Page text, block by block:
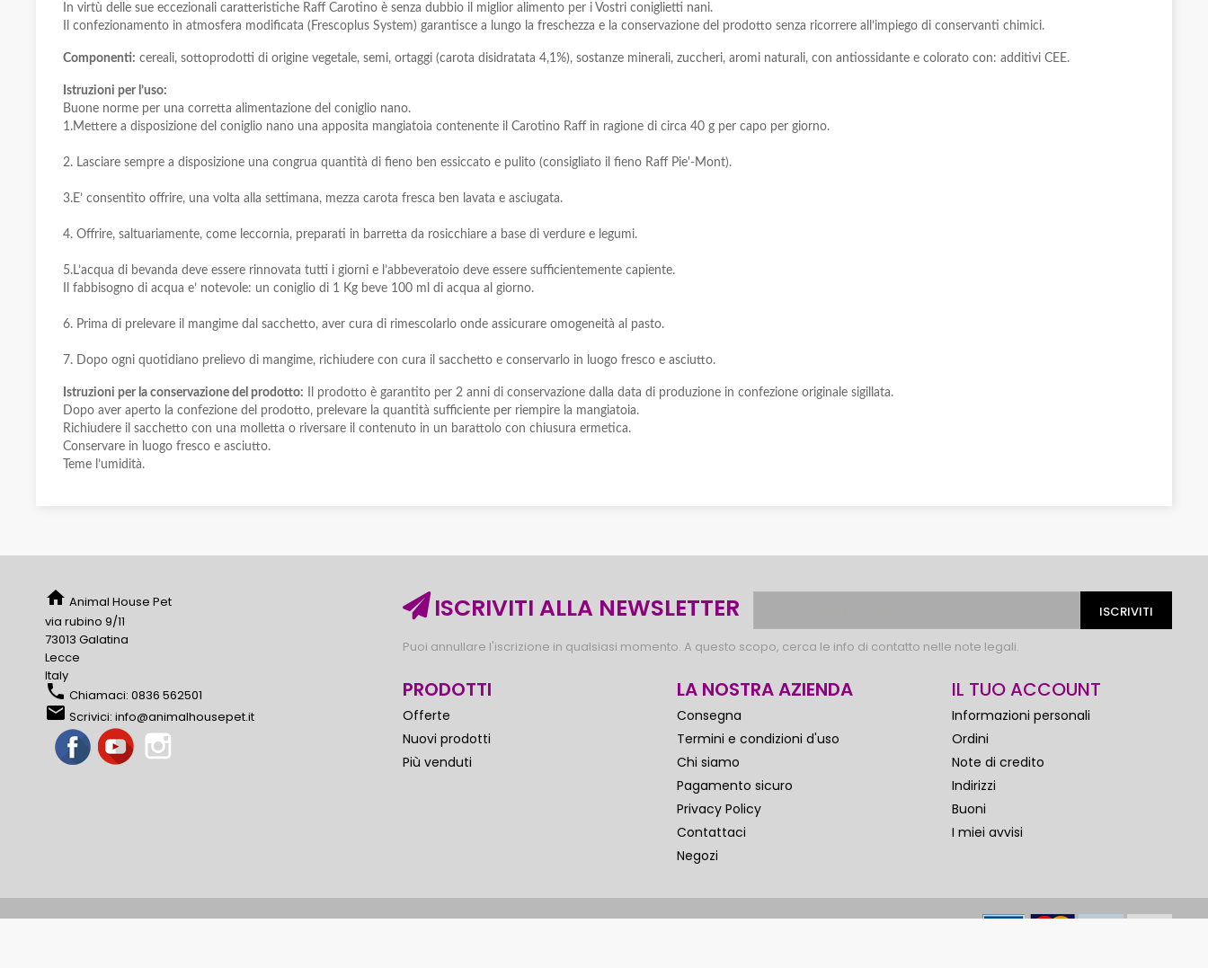
In virtù delle sue eccezionali caratteristiche Raff Carotino è senza dubbio il miglior alimento per i Vostri coniglietti nani.
Il confezionamento in atmosfera modificata (Frescoplus System) garantisce a lungo la freschezza e la conservazione del prodotto senza ricorrere all’impiego di conservanti chimici.
Componenti: cereali, sottoprodotti di origine vegetale, semi, ortaggi (carota disidratata 4,1%), sostanze minerali, zuccheri, aromi naturali, con antiossidante e colorato con: additivi CEE.
Istruzioni per l’uso:
Buone norme per una corretta alimentazione del coniglio nano.
1.Mettere a disposizione del coniglio nano una apposita mangiatoia contenente il Carotino Raff in ragione di circa 40 g per capo per giorno.
2. Lasciare sempre a disposizione una congrua quantità di fieno ben essiccato e pulito (consigliato il fieno Raff Pie'-Mont).
3.E’ consentito offrire, una volta alla settimana, mezza carota fresca ben lavata e asciugata.
4. Offrire, saltuariamente, come leccornia, preparati in barretta da rosicchiare a base di verdure e legumi.
5.L’acqua di bevanda deve essere rinnovata tutti i giorni e l’abbeveratoio deve essere sufficientemente capiente.
Il fabbisogno di acqua e’ notevole: un coniglio di 1 Kg beve 100 ml di acqua al giorno.
6. Prima di prelevare il mangime dal sacchetto, aver cura di rimescolarlo onde assicurare omogeneità al pasto.
7. Dopo ogni quotidiano prelievo di mangime, richiudere con cura il sacchetto e conservarlo in luogo fresco e asciutto.
Istruzioni per la conservazione del prodotto: Il prodotto è garantito per 2 anni di conservazione dalla data di produzione in confezione originale sigillata.
Dopo aver aperto la confezione del prodotto, prelevare la quantità sufficiente per riempire la mangiatoia.
Richiudere il sacchetto con una molletta o riversare il contenuto in un barattolo con chiusura ermetica.
Conservare in luogo fresco e asciutto.
Teme l’umidità.
home Animal House Pet
via rubino 9/11
73013 Galatina
Lecce
Italy
phone Chiamaci: 0836 562501
email Scrivici: info@animalhousepet.it
FacebookYouTube
ISCRIVITI ALLA NEWSLETTER
Puoi annullare l'iscrizione in qualsiasi momento. A questo scopo, cerca le info di contatto nelle note legali.
PRODOTTI
Offerte
Nuovi prodotti
Più venduti
LA NOSTRA AZIENDA
Consegna
Termini e condizioni d'uso
Chi siamo
Pagamento sicuro
Privacy Policy
Contattaci
Negozi
IL TUO ACCOUNT
Informazioni personali
Ordini
Note di credito
Indirizzi
Buoni
I miei avvisi